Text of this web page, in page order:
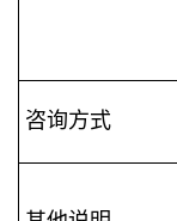
咨询方式